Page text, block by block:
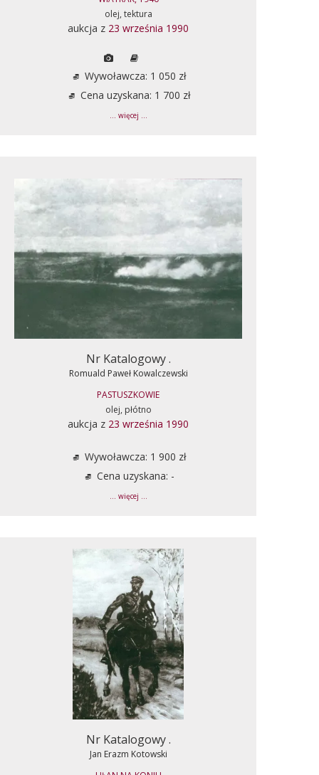
olej, tektura
aukcja z 23 września 1990
Wywoławcza: 1 050 zł
Cena uzyskana: 1 700 zł
... więcej ...
Nr Katalogowy .
Romuald Paweł Kowalczewski
PASTUSZKOWIE
olej, płótno
aukcja z 23 września 1990
Wywoławcza: 1 900 zł
Cena uzyskana: -
... więcej ...
Nr Katalogowy .
Jan Erazm Kotowski